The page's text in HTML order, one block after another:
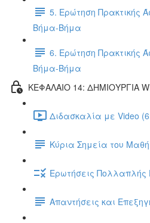
5. Ερώτηση Πρακτικής
Βήμα-Βήμα
6. Ερώτηση Πρακτικής
Βήμα-Βήμα
ΚΕΦΑΛΑΙΟ 14: ΔΗΜΙΟΥΡΓΙΑ
Διδασκαλία με Video
Κύρια Σημεία του
Ερωτήσεις Πολλαπλής
Απαντήσεις και